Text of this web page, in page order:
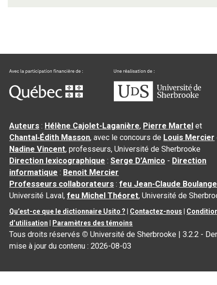
Auteurs : Hélène Cajolet-Laganière, Pierre Martel et
Chantal‑Édith Masson, avec le concours de Louis Mercier
Nadine Vincent, professeurs, Université de Sherbrooke
Direction lexicographique :Serge D’Amico - Direction
informatique : Benoit Mercier
Professeurs collaborateurs :feu Jean-Claude
Université Laval,feu Michel Théoret, Université de
Qu’est-ce que le dictionnaire Usito ? Contactez-nous
d’utilisation
Paramètres des témoins
Tous droits réservés © Université de Sherbrooke |3.2.2 -
mise à jour du contenu :2026-08-03